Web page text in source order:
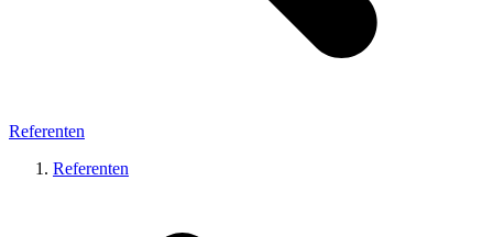
Referenten
Referenten